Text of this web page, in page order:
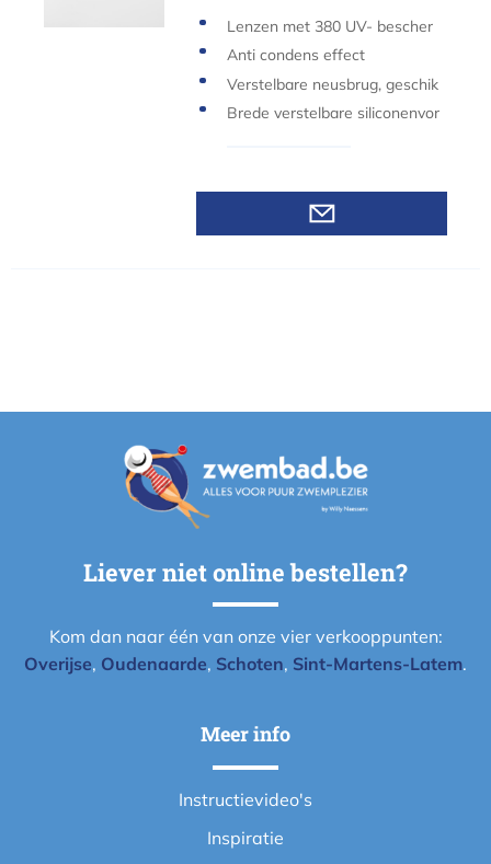
Lenzen met 380 UV- bescher
ming
Anti condens effect
Verstelbare neusbrug, geschik
t voor diverse gezichtsvormen.
Brede verstelbare siliconenvor
Bekijk varianten
Liever niet online bestellen?
Kom dan naar één van onze vier verkooppunten:
Overijse, Oudenaarde, Schoten, Sint-Martens-Latem.
Meer info
Instructievideo's
Inspiratie